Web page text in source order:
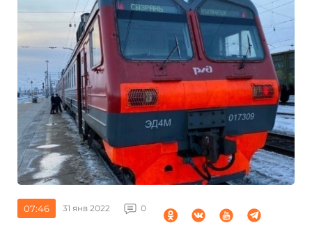
07:46 31 янв 2022 0